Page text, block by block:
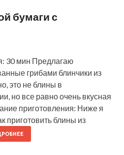
бумаги с
30 мин Предлагаю
грибами блинчики из
это не блины в
но все равно очень вкусная
приготовления: Ниже я
приготовить блины из